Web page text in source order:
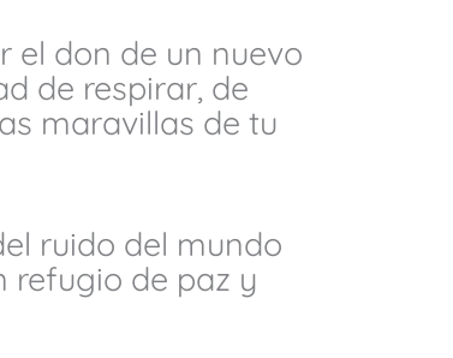
el don de un nuevo
de respirar, de
maravillas de tu
ruido del mundo
refugio de paz y